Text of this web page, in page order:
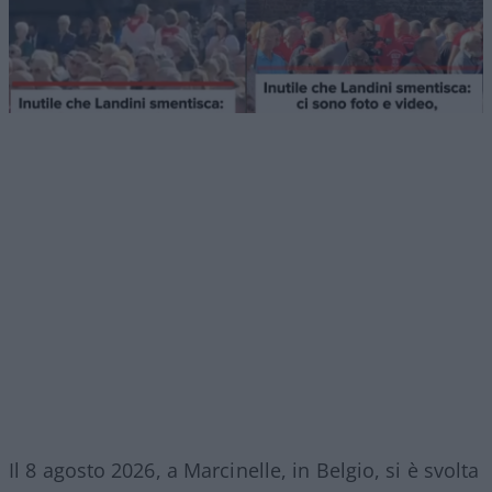
Il 8 agosto 2026, a Marcinelle, in Belgio, si è svolta